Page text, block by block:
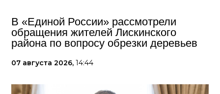
В «Единой России» рассмотрели
обращения жителей Лискинского
района по вопросу обрезки деревьев
07 августа 2026, 14:44